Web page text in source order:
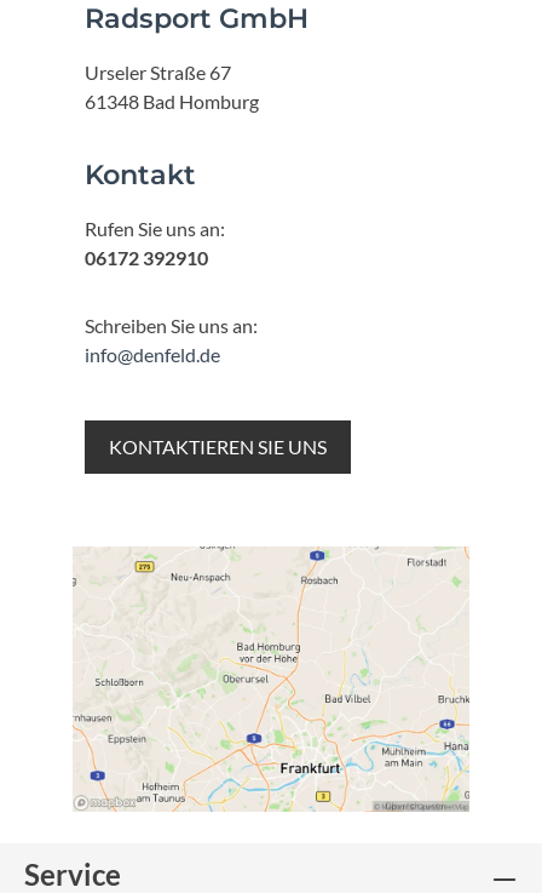
Radsport GmbH
Urseler Straße 67
61348 Bad Homburg
Kontakt
Rufen Sie uns an:
06172 392910
Schreiben Sie uns an:
info@denfeld.de
KONTAKTIEREN SIE UNS
Service